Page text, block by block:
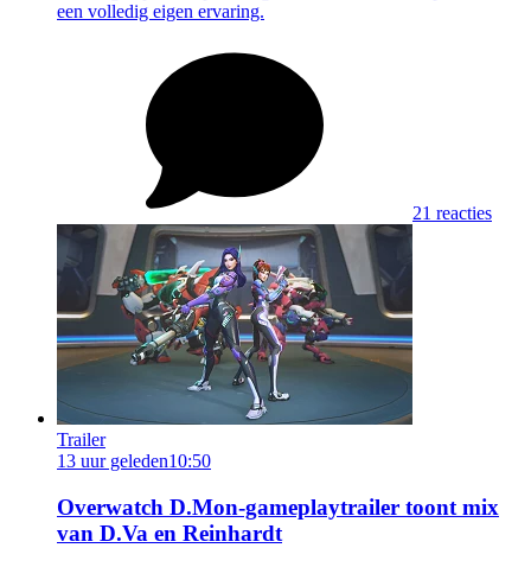
een volledig eigen ervaring.
21 reacties
Trailer
13 uur geleden10:50
Overwatch D.Mon-gameplaytrailer toont mix
van D.Va en Reinhardt